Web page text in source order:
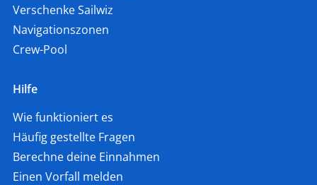
Verschenke Sailwiz
Navigationszonen
Crew-Pool
Hilfe
Wie funktioniert es
Häufig gestellte Fragen
Berechne deine Einnahmen
Einen Vorfall melden